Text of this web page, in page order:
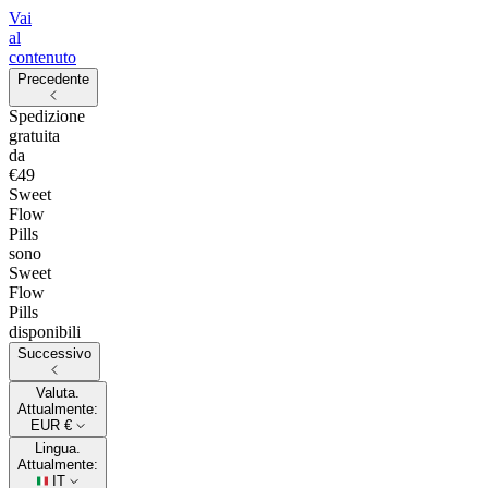
Vai
al
contenuto
Precedente
Spedizione
gratuita
da
€49
Sweet
Flow
Pills
sono
Sweet
Flow
Pills
disponibili
Successivo
Valuta.
Attualmente:
EUR €
Lingua.
Attualmente:
IT